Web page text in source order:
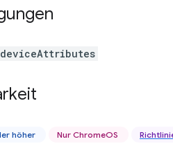
höher Nur ChromeOS